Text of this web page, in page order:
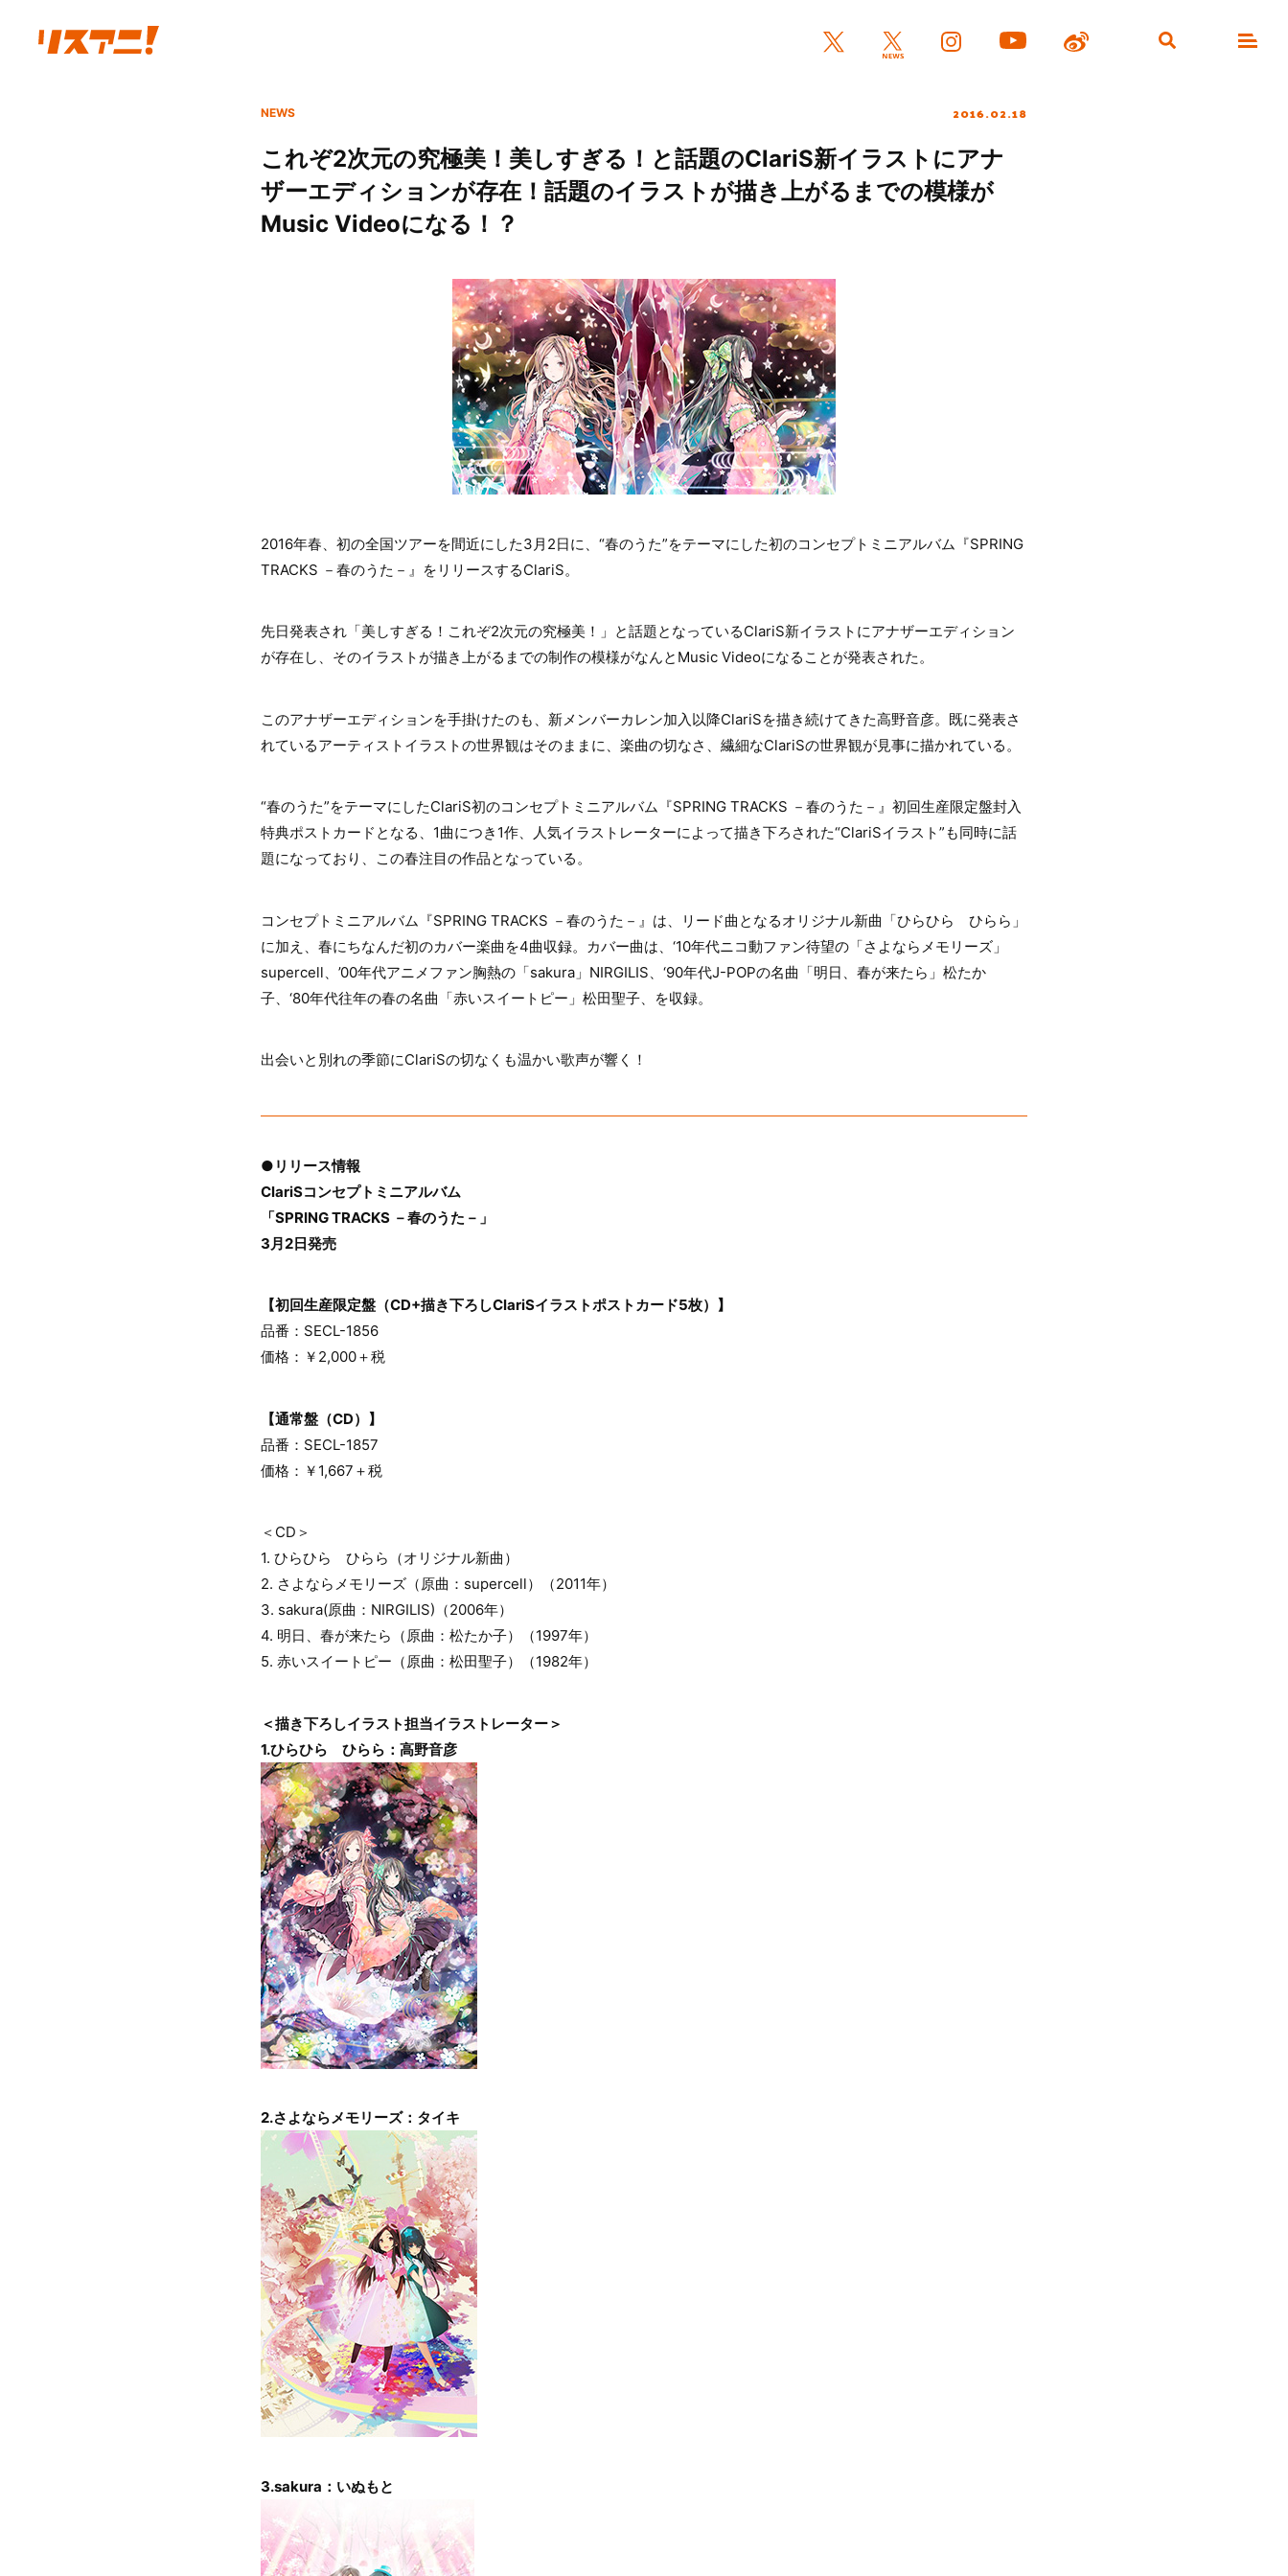
NEWS 2016.02.18
これぞ2次元の究極美！美しすぎる！と話題のClariS新イラストにアナ
ザーエディションが存在！話題のイラストが描き上がるまでの模様が
Music Videoになる！？
2016年春、初の全国ツアーを間近にした3月2日に、“春のうた”をテーマにした初のコンセプトミニアルバム『SPRING
TRACKS －春のうた－』をリリースするClariS。
先日発表され「美しすぎる！これぞ2次元の究極美！」と話題となっているClariS新イラストにアナザーエディション
が存在し、そのイラストが描き上がるまでの制作の模様がなんとMusic Videoになることが発表された。
このアナザーエディションを手掛けたのも、新メンバーカレン加入以降ClariSを描き続けてきた高野音彦。既に発表さ
れているアーティストイラストの世界観はそのままに、楽曲の切なさ、繊細なClariSの世界観が見事に描かれている。
“春のうた”をテーマにしたClariS初のコンセプトミニアルバム『SPRING TRACKS －春のうた－』初回生産限定盤封入
特典ポストカードとなる、1曲につき1作、人気イラストレーターによって描き下ろされた“ClariSイラスト”も同時に話
題になっており、この春注目の作品となっている。
コンセプトミニアルバム『SPRING TRACKS －春のうた－』は、リード曲となるオリジナル新曲「ひらひら ひらら」
に加え、春にちなんだ初のカバー楽曲を4曲収録。カバー曲は、‘10年代ニコ動ファン待望の「さよならメモリーズ」
supercell、’00年代アニメファン胸熱の「sakura」NIRGILIS、‘90年代J-POPの名曲「明日、春が来たら」松たか
子、‘80年代往年の春の名曲「赤いスイートピー」松田聖子、を収録。
出会いと別れの季節にClariSの切なくも温かい歌声が響く！
●リリース情報
ClariSコンセプトミニアルバム
「SPRING TRACKS －春のうた－」
3月2日発売
【初回生産限定盤（CD+描き下ろしClariSイラストポストカード5枚）】
品番：SECL-1856
価格：￥2,000＋税
【通常盤（CD）】
品番：SECL-1857
価格：￥1,667＋税
＜CD＞
1. ひらひら ひらら（オリジナル新曲）
2. さよならメモリーズ（原曲：supercell）（2011年）
3. sakura(原曲：NIRGILIS)（2006年）
4. 明日、春が来たら（原曲：松たか子）（1997年）
5. 赤いスイートピー（原曲：松田聖子）（1982年）
＜描き下ろしイラスト担当イラストレーター＞
1.ひらひら ひらら：高野音彦
2.さよならメモリーズ：タイキ
3.sakura：いぬもと